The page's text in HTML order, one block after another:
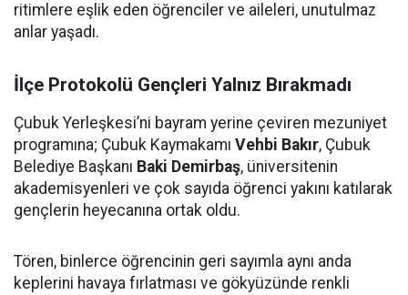
ritimlere eşlik eden öğrenciler ve aileleri, unutulmaz
anlar yaşadı.
İlçe Protokolü Gençleri Yalnız Bırakmadı
Çubuk Yerleşkesi’ni bayram yerine çeviren mezuniyet
programına; Çubuk Kaymakamı Vehbi Bakır, Çubuk
Belediye Başkanı Baki Demirbaş, üniversitenin
akademisyenleri ve çok sayıda öğrenci yakını katılarak
gençlerin heyecanına ortak oldu.
Tören, binlerce öğrencinin geri sayımla aynı anda
keplerini havaya fırlatması ve gökyüzünde renkli